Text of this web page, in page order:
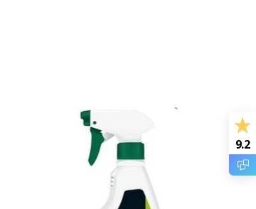
9.2